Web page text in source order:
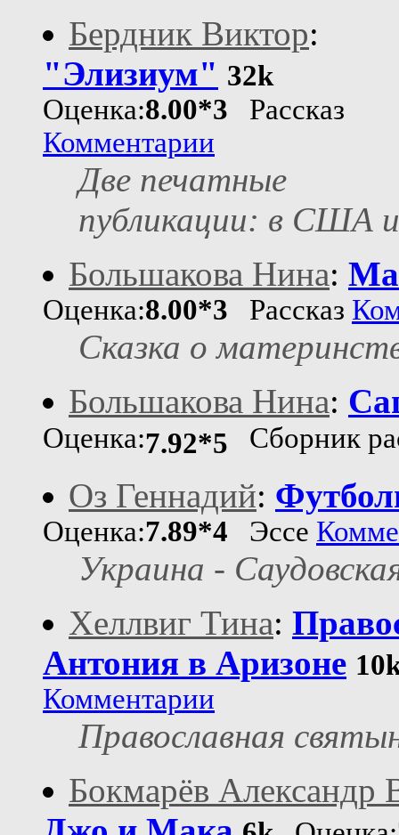
Бердник Виктор:
"Элизиум" 32k
Оценка:8.00*3 Рассказ
Комментарии
Две печатные
публикации: в США
Большакова Нина:
Оценка:8.00*3 Рассказ
Сказка о
Большакова Нина:
Оценка:7.92*5
Сборник
Оз Геннадий:
Оценка:7.89*4 Эссе
Украина -
Хеллвиг Тина:
Антония в Аризоне
Комментарии
Православная
Бокмарёв Александр